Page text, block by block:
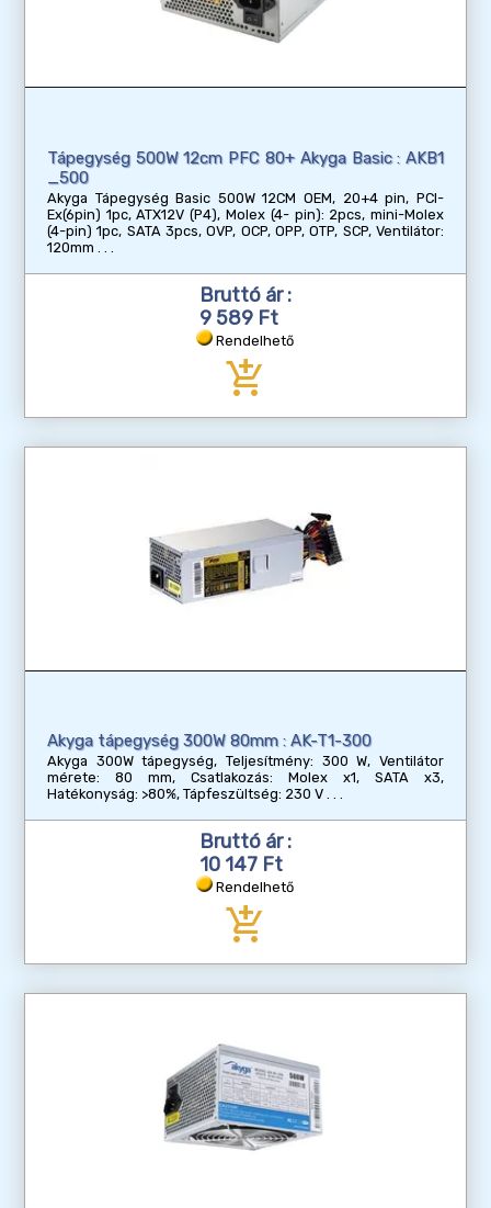
Tápegység 500W 12cm PFC 80+ Akyga Basic : AKB1
_500
Akyga Tápegység Basic 500W 12CM OEM, 20+4 pin, PCI-
Ex(6pin) 1pc, ATX12V (P4), Molex (4- pin): 2pcs, mini-Molex
(4-pin) 1pc, SATA 3pcs, OVP, OCP, OPP, OTP, SCP, Ventilátor:
120mm
Bruttó ár :
9 589 Ft
Rendelhető
add_shopping_cart
Akyga tápegység 300W 80mm : AK-T1-300
Akyga 300W tápegység, Teljesítmény: 300 W, Ventilátor
mérete: 80 mm, Csatlakozás: Molex x1, SATA x3,
Hatékonyság: >80%, Tápfeszültség: 230 V
Bruttó ár :
10 147 Ft
Rendelhető
add_shopping_cart